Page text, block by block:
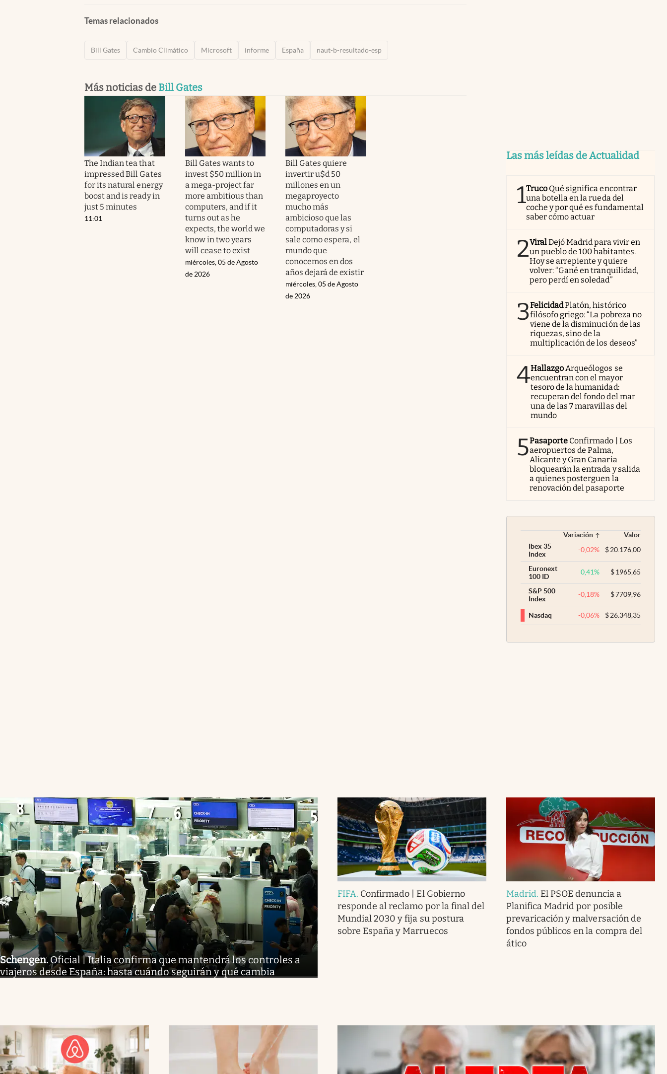
Temas relacionados
Bill Gates Cambio Climático Microsoft informe España naut-b-resultado-esp
Más noticias de Bill Gates
The Indian tea that
impressed Bill Gates
for its natural energy
boost and is ready in
just 5 minutes
11:01
Bill Gates wants to
invest $50 million in
a mega-project far
more ambitious than
computers, and if it
turns out as he
expects, the world we
know in two years
will cease to exist
miércoles, 05 de Agosto
de 2026
Bill Gates quiere
invertir u$d 50
millones en un
megaproyecto
mucho más
ambicioso que las
computadoras y si
sale como espera, el
mundo que
conocemos en dos
años dejará de existir
miércoles, 05 de Agosto
de 2026
Las más leídas de Actualidad
1Truco Qué significa encontrar
una botella en la rueda del
coche y por qué es fundamental
saber cómo actuar
2ViralDejó Madrid para vivir en
un pueblo de 100 habitantes.
Hoy se arrepiente y quiere
volver: “Gané en tranquilidad,
pero perdí en soledad”
3FelicidadPlatón, histórico
filósofo griego: “La pobreza no
viene de la disminución de las
riquezas, sino de la
multiplicación de los deseos”
4HallazgoArqueólogos se
encuentran con el mayor
tesoro de la humanidad:
recuperan del fondo del mar
una de las 7 maravillas del
mundo
5Pasaporte Confirmado | Los
aeropuertos de Palma,
Alicante y Gran Canaria
bloquearán la entrada y salida
a quienes posterguen la
renovación del pasaporte
Variación
Valor
Ibex 35
Index
-0,02% $20.176,00
Euronext
100 ID
0,41% $1965,65
S&P 500
Index
-0,18% $7709,96
Nasdaq -0,06% $26.348,35
Schengen. Oficial | Italia confirma que mantendrá los controles a
viajeros desde España: hasta cuándo seguirán y qué cambia
FIFA. Confirmado | El Gobierno
responde al reclamo por la final del
Mundial 2030 y fija su postura
sobre España y Marruecos
Madrid. El PSOE denuncia a
Planifica Madrid por posible
prevaricación y malversación de
fondos públicos en la compra del
ático